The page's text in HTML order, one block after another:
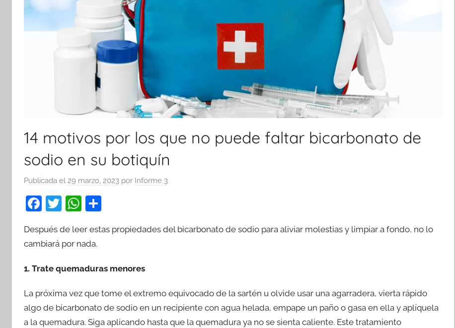
14 motivos por los que no puede faltar bicarbonato de
sodio en su botiquín
Publicada el 29 marzo, 2023 por Informe 3
F
c
e
b
o
k
T
itt
er
W
at
s
A
p
m
ar
Después de leer estas propiedades del bicarbonato de sodio para aliviar molestias y limpiar a fondo, no lo
cambiará por nada.
1. Trate quemaduras menores
La próxima vez que tome el extremo equivocado de la sartén u olvide usar una agarradera, vierta rápido
algo de bicarbonato de sodio en un recipiente con agua helada, empape un paño o gasa en ella y aplíquela
a la quemadura. Siga aplicando hasta que la quemadura ya no se sienta caliente. Este tratamiento